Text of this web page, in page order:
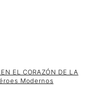
EL CORAZÓN DE LA
Modernos